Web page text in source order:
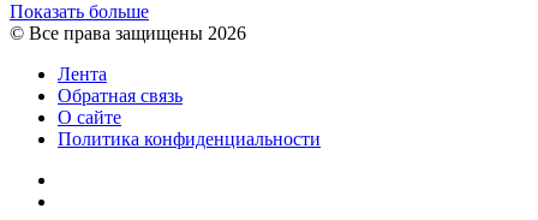
Показать больше
© Все права защищены 2026
Лента
Обратная связь
О сайте
Политика конфиденциальности